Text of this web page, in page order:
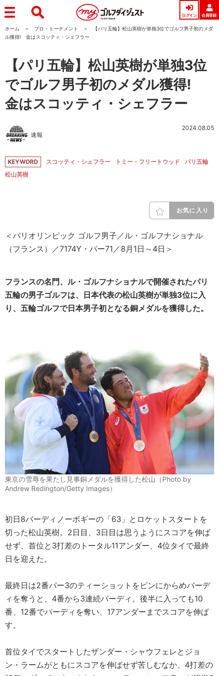
ログイン 会員登録
ホーム プロ・トーナメント
【パリ五輪】松山英樹が単独3位でゴルフ男子初のメダ
ル獲得! 金はスコッティ・シェフラー
【パリ五輪】松山英樹が単独3位
でゴルフ男子初のメダル獲得!
金はスコッティ・シェフラー
速報
2024.08.05
KEYWORD スコッティ・シェフラー トミー・フリートウッド
パリ五輪
松山英樹
お気に入り
＜パリオリンピック ゴルフ男子／ル・ゴルフナショナル
（フランス）／7174Y・パー71／8月1日～4日＞
フランスの名門、ル・ゴルフナショナルで開催されたパリ
五輪の男子ゴルフは、日本代表の松山英樹が単独3位に入
り、五輪ゴルフで日本男子初となる銅メダルを獲得した。
東京の雪辱を果たし見事銅メダルを獲得した松山（Photo by
Andrew Redington/Getty Images）
初日8バーディノーボギーの「63」とロケットスタートを
切った松山英樹。2日目、3日目は思うようにスコアを伸ば
せず、首位と3打差のトータル11アンダー、4位タイで最終
日を迎えた。
最終日は2番パー3のティーショットをピンにからめバーデ
ィを奪うと、4番から3連続バーディ。後半に入っても10
番、12番でバーディを奪い、17アンダーまでスコアを伸ば
す。
首位タイでスタートしたザンダー・シャウフェレとジョ
ン・ラームがともにスコアを伸ばせず苦しむなか、4打差の